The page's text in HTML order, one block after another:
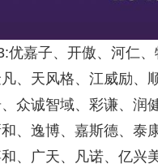
优嘉子、开傲、河仁
、天风格、江威励、
众诚智域、彩谦、润
、逸博、嘉斯德、泰
、广天、凡诺、亿兴